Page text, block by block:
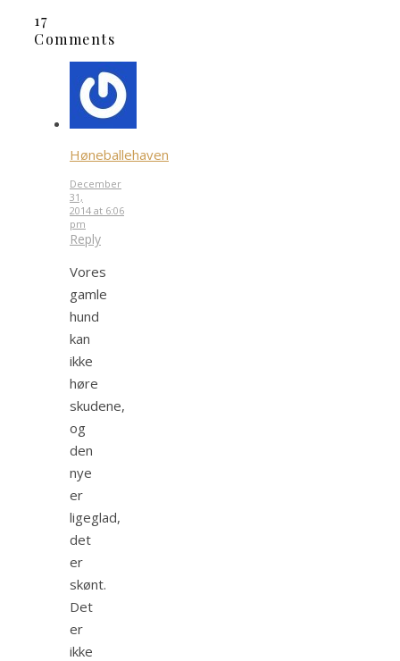
17
Comments
Høneballehaven
December
31,
2014 at 6:06
pm
Reply
Vores
gamle
hund
kan
ikke
høre
skudene,
og
den
nye
er
ligeglad,
det
er
skønt.
Det
er
ikke